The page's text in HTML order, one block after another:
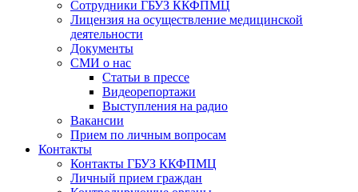
Сотрудники ГБУЗ ККФПМЦ
Лицензия на осуществление медицинской
деятельности
Документы
СМИ о нас
Статьи в прессе
Видеорепортажи
Выступления на радио
Вакансии
Прием по личным вопросам
Контакты
Контакты ГБУЗ ККФПМЦ
Личный прием граждан